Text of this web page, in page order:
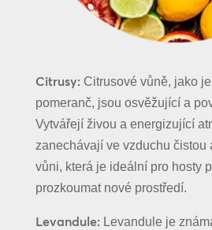
Citrusy: Citrusové vůně, jako
pomeranč, jsou osvěžující a
Vytvářejí živou a energizující
zanechávají ve vzduchu čistou
vůni, která je ideální pro hosty
prozkoumat nové prostředí.
Levandule: Levandule je